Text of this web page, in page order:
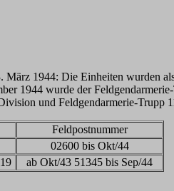
März 1944: Die Einheiten wurden
1944 wurde der
und Feldgendarmerie-Trupp
Feldpostnummer
02600 bis Okt/44
ab Okt/43 51345 bis Sep/44